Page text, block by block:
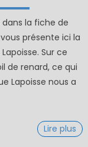
dans la fiche de
présente ici la
Sur ce
de renard, ce qui
Lapoisse nous a
Lire plus